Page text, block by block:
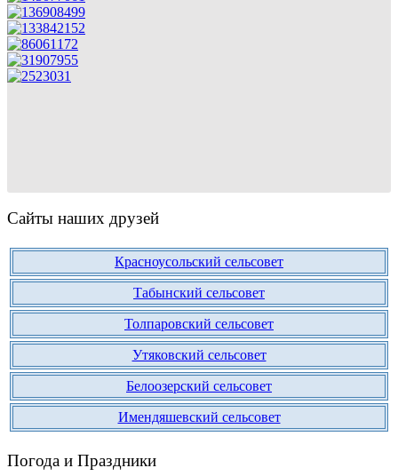
Сайты наших друзей
Красноусольский сельсовет
Табынский сельсовет
Толпаровский сельсовет
Утяковский сельсовет
Белоозерский сельсовет
Имендяшевский сельсовет
Погода и Праздники